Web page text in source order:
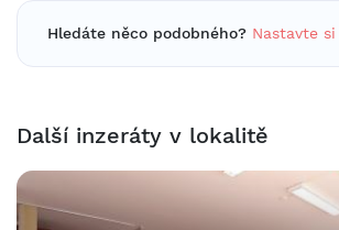
Hledáte něco podobného? Nastavte
Další inzeráty v lokalitě